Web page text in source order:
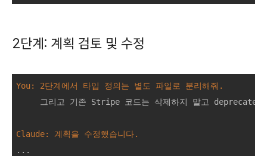
2단계: 계획 검토 및 수정
You: 2단계에서 타입 정의는 별도 파일로 분리해줘.
그리고 기존 Stripe 코드는 삭제하지 말고 deprecated
Claude: 계획을 수정했습니다.